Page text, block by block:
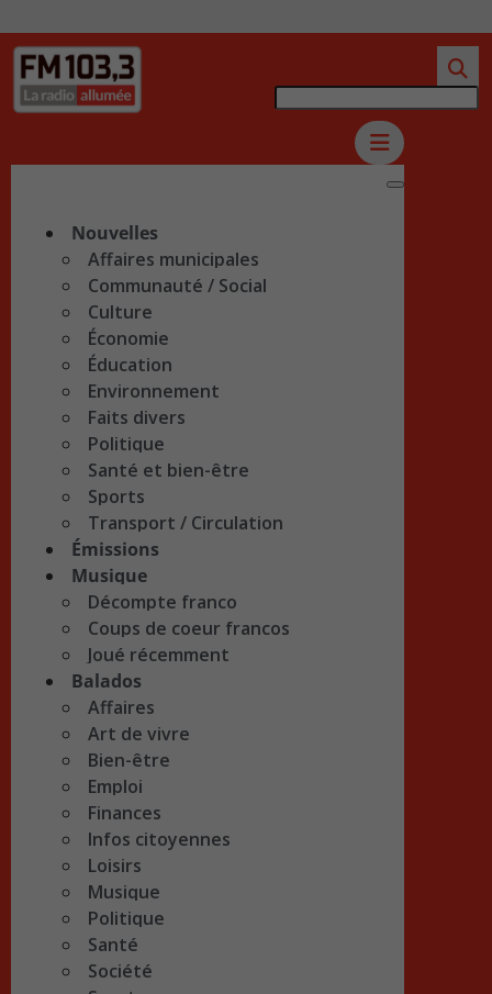
Nouvelles
Affaires municipales
Communauté / Social
Culture
Économie
Éducation
Environnement
Faits divers
Politique
Santé et bien-être
Sports
Transport / Circulation
Émissions
Musique
Décompte franco
Coups de coeur francos
Joué récemment
Balados
Affaires
Art de vivre
Bien-être
Emploi
Finances
Infos citoyennes
Loisirs
Musique
Politique
Santé
Société